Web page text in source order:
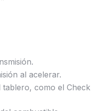
al acelerar.
tablero, como el Check